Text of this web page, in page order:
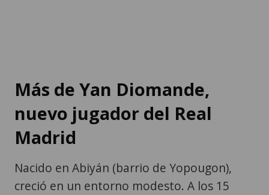
Más de Yan Diomande,
nuevo jugador del Real
Madrid
Nacido en Abiyán (barrio de Yopougon),
creció en un entorno modesto. A los 15